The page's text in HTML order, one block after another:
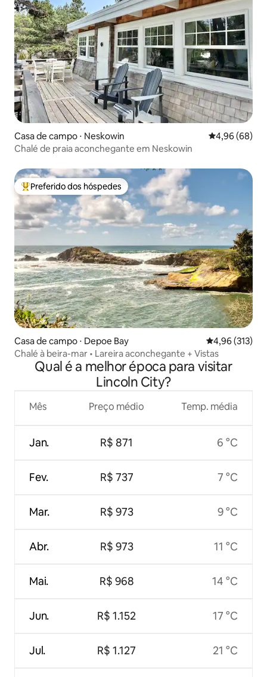
Casa de campo ⋅ Neskowin 4,96 de uma
4,96 (68)
Chalé de praia aconchegante em Neskowin
Entre os melhores preferidos dos hóspedes
Preferido dos hóspedes
Casa de campo ⋅ Depoe Bay 4,96 de uma
4,96 (313)
Chalé à beira-mar • Lareira aconchegante + Vistas
Qual é a melhor época para visitar
Lincoln City?
Mês
Jan.
Fev.
Mar.
Abr.
Mai.
Jun.
Jul.
Preço médio
R$ 871
R$ 737
R$ 973
R$ 973
R$ 968
R$ 1.152
R$ 1.127
Temp. média
6 °C
7 °C
9 °C
11 °C
14 °C
17 °C
21 °C